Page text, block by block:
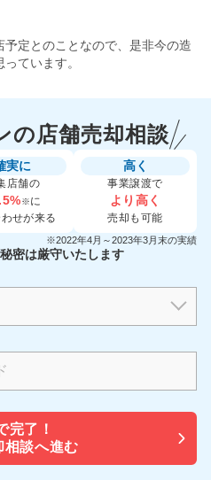
定とのことなので、是非今の造
ています。
の店舗売却相談
実に
店舗の
※に
せが来る
高く
事業譲渡で
より高く
売却も可能
※2022年4月～2023年3月末の実績
密は厳守いたします
完了！
相談へ進む